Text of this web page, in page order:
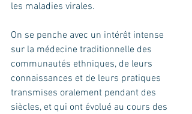
les maladies virales.
On se penche avec un intérêt intense
sur la médecine traditionnelle des
communautés ethniques, de leurs
connaissances et de leurs pratiques
transmises oralement pendant des
siècles, et qui ont évolué au cours des